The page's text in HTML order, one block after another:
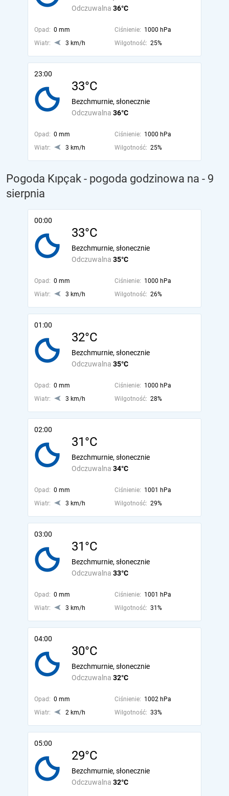
Odczuwalna 36°C
Opad: 0 mm Ciśnienie: 1000 hPa
Wiatr:
3 km/h Wilgotność: 25%
23:00
33°C
Odczuwalna 36°C
Bezchmurnie, słonecznie
Opad: 0 mm Ciśnienie: 1000 hPa
Wiatr:
3 km/h Wilgotność: 25%
Pogoda Kıpçak - pogoda godzinowa na - 9
sierpnia
00:00
33°C
Odczuwalna 35°C
Bezchmurnie, słonecznie
Opad: 0 mm Ciśnienie: 1000 hPa
Wiatr:
3 km/h Wilgotność: 26%
01:00
32°C
Odczuwalna 35°C
Bezchmurnie, słonecznie
Opad: 0 mm Ciśnienie: 1000 hPa
Wiatr:
3 km/h Wilgotność: 28%
02:00
31°C
Odczuwalna 34°C
Bezchmurnie, słonecznie
Opad: 0 mm Ciśnienie: 1001 hPa
Wiatr:
3 km/h Wilgotność: 29%
03:00
31°C
Odczuwalna 33°C
Bezchmurnie, słonecznie
Opad: 0 mm Ciśnienie: 1001 hPa
Wiatr:
3 km/h Wilgotność: 31%
04:00
30°C
Odczuwalna 32°C
Bezchmurnie, słonecznie
Opad: 0 mm Ciśnienie: 1002 hPa
Wiatr:
2 km/h Wilgotność: 33%
05:00
29°C
Odczuwalna 32°C
Bezchmurnie, słonecznie